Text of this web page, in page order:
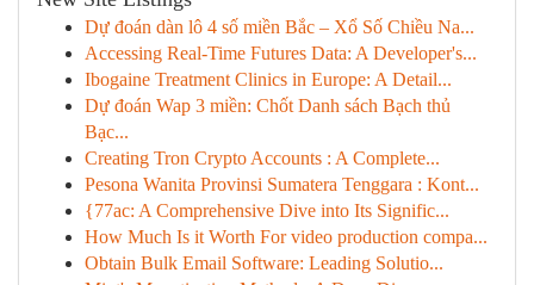
Dự đoán dàn lô 4 số miền Bắc – Xổ Số Chiều Na...
Accessing Real-Time Futures Data: A Developer's...
Ibogaine Treatment Clinics in Europe: A Detail...
Dự đoán Wap 3 miền: Chốt Danh sách Bạch thủ
Bạc...
Creating Tron Crypto Accounts : A Complete...
Pesona Wanita Provinsi Sumatera Tenggara : Kont...
{77ac: A Comprehensive Dive into Its Signific...
How Much Is it Worth For video production compa...
Obtain Bulk Email Software: Leading Solutio...